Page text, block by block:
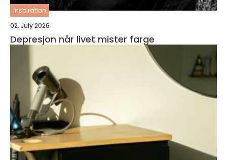
inspiration
02. July 2026
Depresjon når livet mister farge